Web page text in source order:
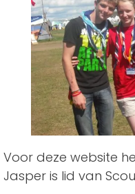
Voor deze website
Jasper is lid van